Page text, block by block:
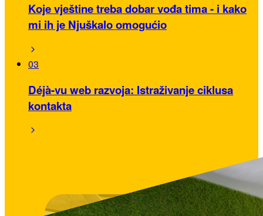
Koje vještine treba dobar vođa tima - i kako
mi ih je Njuškalo omogućio
03
Déjà-vu web razvoja: Istraživanje ciklusa
kontakta